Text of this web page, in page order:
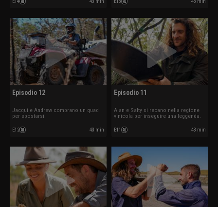
Episodio 12
Jacqui e Andrew comprano un quad
per spostarsi.
E12 43 min
Episodio 11
Alan e Salty si recano nella regione
vinicola per inseguire una leggenda.
E11 43 min